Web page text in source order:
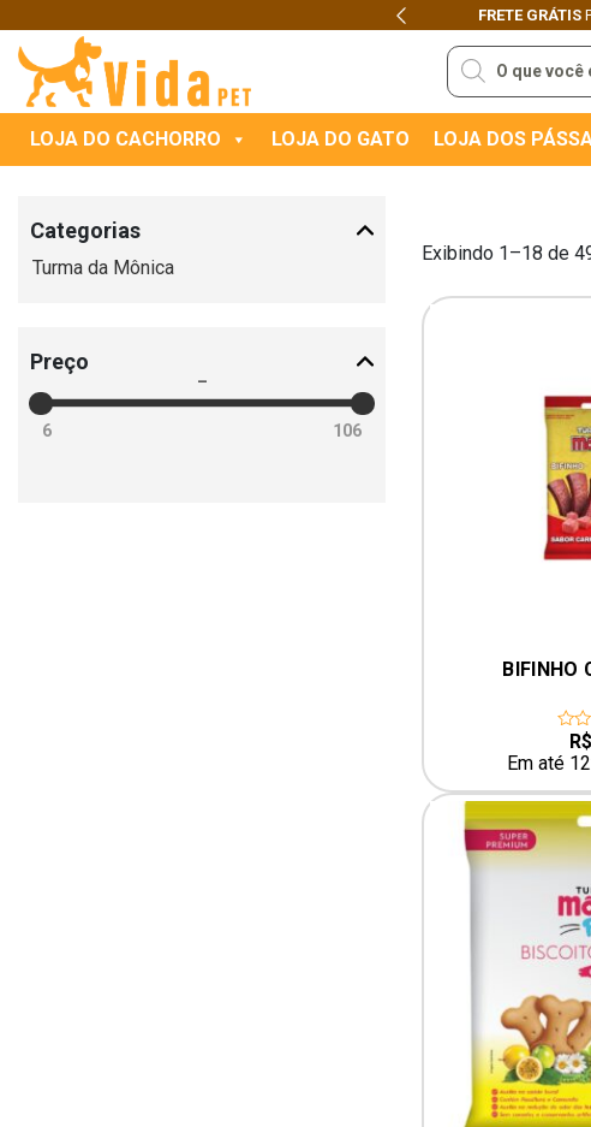
FRETE GRÁTIS
Previous
Pesquisar
produtos
LOJA DO CACHORRO LOJA DO GATO LOJA DOS
Categorias
Turma da Mônica
Preço
–
6 106
Exibindo 1–18 de
BIFINHO
out
of
5
R$
Em até